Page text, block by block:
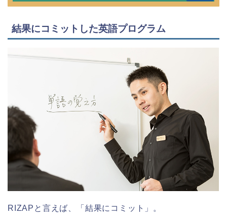
結果にコミットした英語プログラム
RIZAPと言えば、「結果にコミット」。